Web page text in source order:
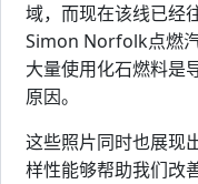
域，而现在该线已经
Simon Norfolk点燃
大量使用化石燃料是
原因。
这些照片同时也展现
样性能够帮助我们改